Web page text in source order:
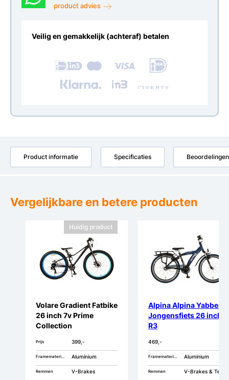
product advies
Veilig en gemakkelijk (achteraf) betalen
Product informatie Specificaties Beoordelingen
Vergelijkbare en betere producten
Huidig product
Volare Gradient Fatbike
26 inch 7v Prime
Collection
Prijs 399,-
Aluminium
Remmen V-Brakes
Alpina Alpina Yabber
Jongensfiets 26 inch
R3
469,-
Aluminium
Remmen V-Brakes & Terugtrap